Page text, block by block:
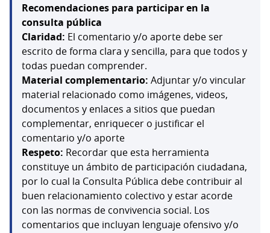
Recomendaciones para participar en la
consulta pública
Claridad: El comentario y/o aporte debe ser
escrito de forma clara y sencilla, para que todos y
todas puedan comprender.
Material complementario: Adjuntar y/o vincular
material relacionado como imágenes, videos,
documentos y enlaces a sitios que puedan
complementar, enriquecer o justificar el
comentario y/o aporte
Respeto: Recordar que esta herramienta
constituye un ámbito de participación ciudadana,
por lo cual la Consulta Pública debe contribuir al
buen relacionamiento colectivo y estar acorde
con las normas de convivencia social. Los
comentarios que incluyan lenguaje ofensivo y/o